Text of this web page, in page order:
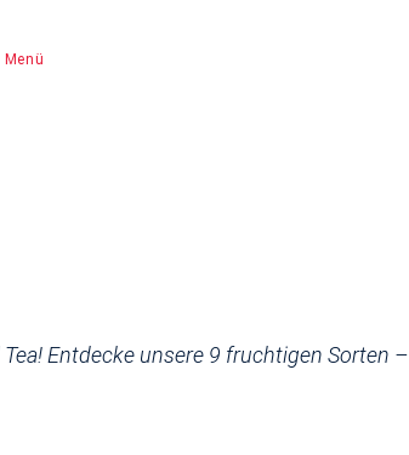
Menü
Entdecke unsere 9 fruchtigen Sorten –